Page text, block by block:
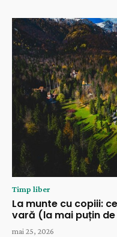
Timp liber
La munte cu copiii:
vară (la mai puțin
mai 25, 2026